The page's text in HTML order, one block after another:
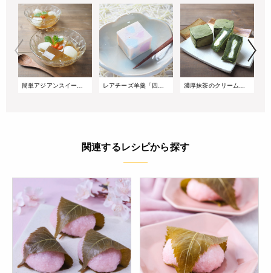
簡単アジアンスイーツ!「烏龍寒天」 レアチーズ羊羹「四葩氷室(よひらひむろ)」 濃厚抹茶のクリームチーズきんつば
関連するレシピから探す